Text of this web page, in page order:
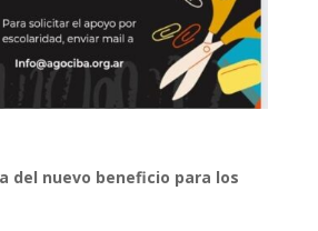
del nuevo beneficio para los